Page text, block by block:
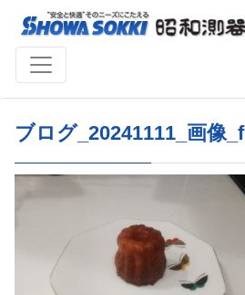
ブログ_20241111_画像_f